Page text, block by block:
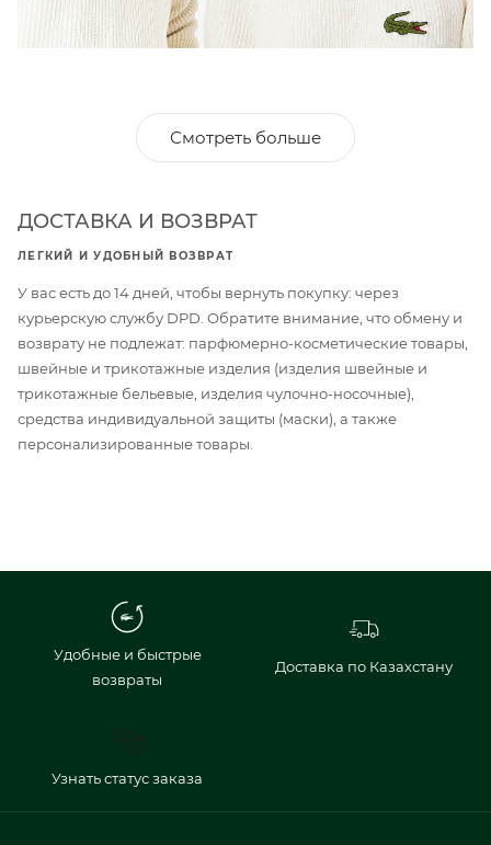
Смотреть больше
ДОСТАВКА И ВОЗВРАТ
ЛЕГКИЙ И УДОБНЫЙ ВОЗВРАТ
У вас есть до 14 дней, чтобы вернуть покупку: через
курьерскую службу DPD. Обратите внимание, что обмену и
возврату не подлежат: парфюмерно-косметические товары,
швейные и трикотажные изделия (изделия швейные и
трикотажные бельевые, изделия чулочно-носочные),
средства индивидуальной защиты (маски), а также
персонализированные товары.
Удобные и быстрые
возвраты
Доставка по Казахстану
Узнать статус заказа